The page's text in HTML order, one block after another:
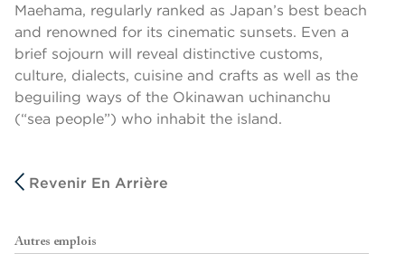
Maehama, regularly ranked as Japan’s best beach
and renowned for its cinematic sunsets. Even a
brief sojourn will reveal distinctive customs,
culture, dialects, cuisine and crafts as well as the
beguiling ways of the Okinawan uchinanchu
(“sea people”) who inhabit the island.
Revenir En Arrière
Autres emplois